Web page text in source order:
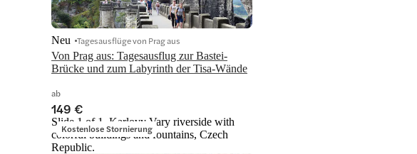
Von Prag aus: Tagesausflug zur Bastei-
Brücke und zum Labyrinth der Tisa-Wände
Neu Tagesausflüge von Prag aus
ab
149 €
Kostenlose Stornierung
Slide 1 of 1, Karlovy Vary riverside with
colorful buildings and fountains, Czech
Republic.